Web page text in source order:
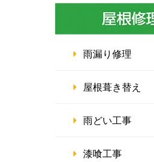
雨漏り修理
屋根葺き替え
雨どい工事
漆喰工事